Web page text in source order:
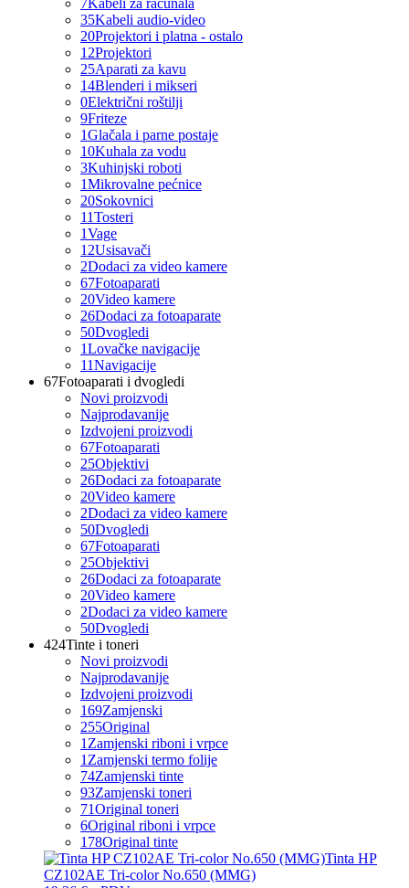
7Kabeli za računala
35Kabeli audio-video
20Projektori i platna - ostalo
12Projektori
25Aparati za kavu
14Blenderi i mikseri
0Električni roštilji
9Friteze
1Glačala i parne postaje
10Kuhala za vodu
3Kuhinjski roboti
1Mikrovalne pećnice
20Sokovnici
11Tosteri
1Vage
12Usisavači
2Dodaci za video kamere
67Fotoaparati
20Video kamere
26Dodaci za fotoaparate
50Dvogledi
1Lovačke navigacije
11Navigacije
67Fotoaparati i dvogledi
Novi proizvodi
Najprodavanije
Izdvojeni proizvodi
67Fotoaparati
25Objektivi
26Dodaci za fotoaparate
20Video kamere
2Dodaci za video kamere
50Dvogledi
67Fotoaparati
25Objektivi
26Dodaci za fotoaparate
20Video kamere
2Dodaci za video kamere
50Dvogledi
424Tinte i toneri
Novi proizvodi
Najprodavanije
Izdvojeni proizvodi
169Zamjenski
255Original
1 Zamjenski riboni i vrpce
1 Zamjenski termo folije
74Zamjenski tinte
93Zamjenski toneri
71Original toneri
6Original riboni i vrpce
178Original tinte
Tinta HP
CZ102AE Tri-color No.650 (MMG)